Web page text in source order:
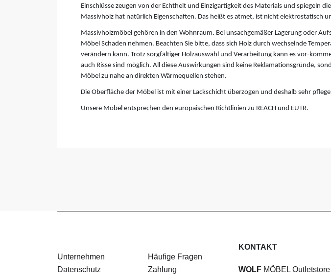
Einschlüsse zeugen von der Echtheit und Einzigartigkeit des Materials und spiegeln
Massivholz hat natürlich Eigenschaften. Das heißt es atmet, ist nicht elektrostatisch
Massivholzmöbel gehören in den Wohnraum. Bei unsachgemäßer Lagerung oder
Möbel Schaden nehmen. Beachten Sie bitte, dass sich Holz durch wechselnde
verändern kann. Trotz sorgfältiger Holzauswahl und Verarbeitung kann es vor-
auch Risse sind möglich. All diese Auswirkungen sind keine Reklamationsgründe,
Möbel zu nahe an direkten Wärmequellen stehen.
Die Oberfläche der Möbel ist mit einer Lackschicht überzogen und deshalb sehr
Unsere Möbel entsprechen den europäischen Richtlinien zu REACH und EUTR.
Unternehmen
Datenschutz
Häufige Fragen
Zahlung
KONTAKT
WOLF MÖBEL